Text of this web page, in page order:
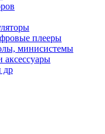
плееры
минисистемы
др